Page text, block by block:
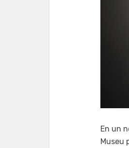
En un
Museu